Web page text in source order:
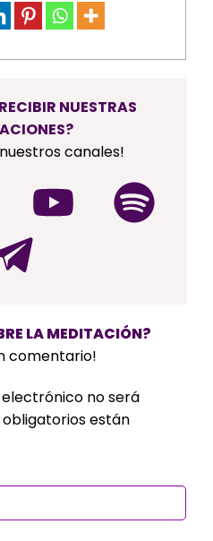
NUESTRAS
canales!
LA MEDITACIÓN?
comentario!
no será
obligatorios están